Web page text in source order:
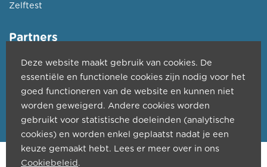
Zelftest
Partners
Kwadraat
CGG Largo
PZ H. Hart Ieper
Jan Yperman Ziekenhuis
Copyright © 2026 ABA Ieper. Created by
Deze website maakt gebruik van cookies. De
essentiële en functionele cookies zijn nodig voor het
goed functioneren van de website en kunnen niet
worden geweigerd. Andere cookies worden
gebruikt voor statistische doeleinden (analytische
cookies) en worden enkel geplaatst nadat je een
keuze gemaakt hebt. Lees er meer over in ons
Cookiebeleid .